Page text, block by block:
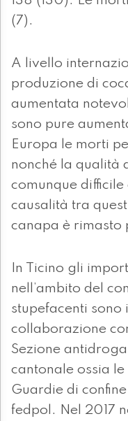
(7).
A livello
produzione di
aumentata
sono pure
Europa le morti
nonché la qualità
comunque
causalità tra
canapa è rimasto
In Ticino gli
nell’ambito del
stupefacenti sono
collaborazione
Sezione
cantonale ossia
Guardie di
fedpol. Nel 2017